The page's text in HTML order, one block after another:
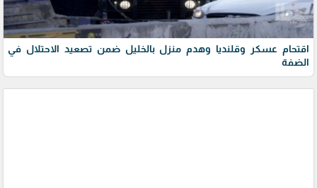
اقتحام عسكر وقلنديا وهدم منزل بالخليل ضمن تصعيد الاحتلال في
الضفة